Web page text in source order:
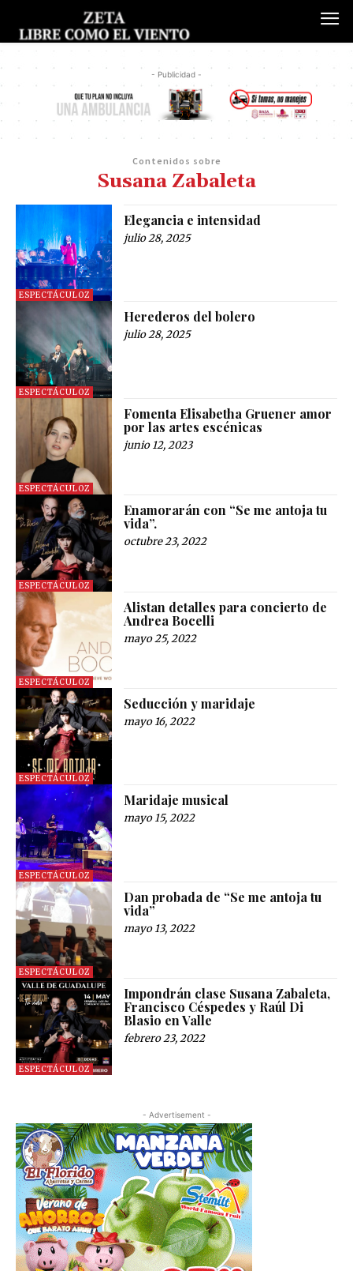
- Publicidad -
Contenidos sobre
Susana Zabaleta
ESPECTÁCULOZ
Elegancia e intensidad
julio 28, 2025
ESPECTÁCULOZ
Herederos del bolero
julio 28, 2025
ESPECTÁCULOZ
Fomenta Elisabetha Gruener amor
por las artes escénicas
junio 12, 2023
ESPECTÁCULOZ
Enamorarán con “Se me antoja tu
vida”.
octubre 23, 2022
ESPECTÁCULOZ
Alistan detalles para concierto de
Andrea Bocelli
mayo 25, 2022
ESPECTÁCULOZ
Seducción y maridaje
mayo 16, 2022
ESPECTÁCULOZ
Maridaje musical
mayo 15, 2022
ESPECTÁCULOZ
Dan probada de “Se me antoja tu
vida”
mayo 13, 2022
ESPECTÁCULOZ
Impondrán clase Susana Zabaleta,
Francisco Céspedes y Raúl Di
Blasio en Valle
febrero 23, 2022
- Advertisement -